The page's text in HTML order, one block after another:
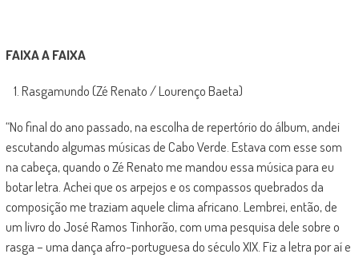
FAIXA A FAIXA
Rasgamundo (Zé Renato / Lourenço Baeta)
“No final do ano passado, na escolha de repertório do álbum, andei
escutando algumas músicas de Cabo Verde. Estava com esse som
na cabeça, quando o Zé Renato me mandou essa música para eu
botar letra. Achei que os arpejos e os compassos quebrados da
composição me traziam aquele clima africano. Lembrei, então, de
um livro do José Ramos Tinhorão, com uma pesquisa dele sobre o
rasga – uma dança afro-portuguesa do século XIX. Fiz a letra por aí e